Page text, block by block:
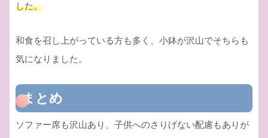
した。
和食を召し上がっている方も多く、小鉢が沢山でそちらも
気になりました。
まとめ
ソファー席も沢山あり、子供へのさりげない配慮もありが